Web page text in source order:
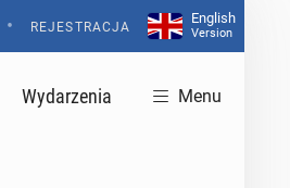
• REJESTRACJA
English
Version
Wydarzenia Menu